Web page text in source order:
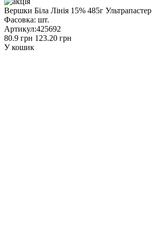
Вершки Біла Лінія 15% 485г Ультрапастер
Фасовка: шт.
Артикул:425692
80.9 грн 123.20 грн
У кошик